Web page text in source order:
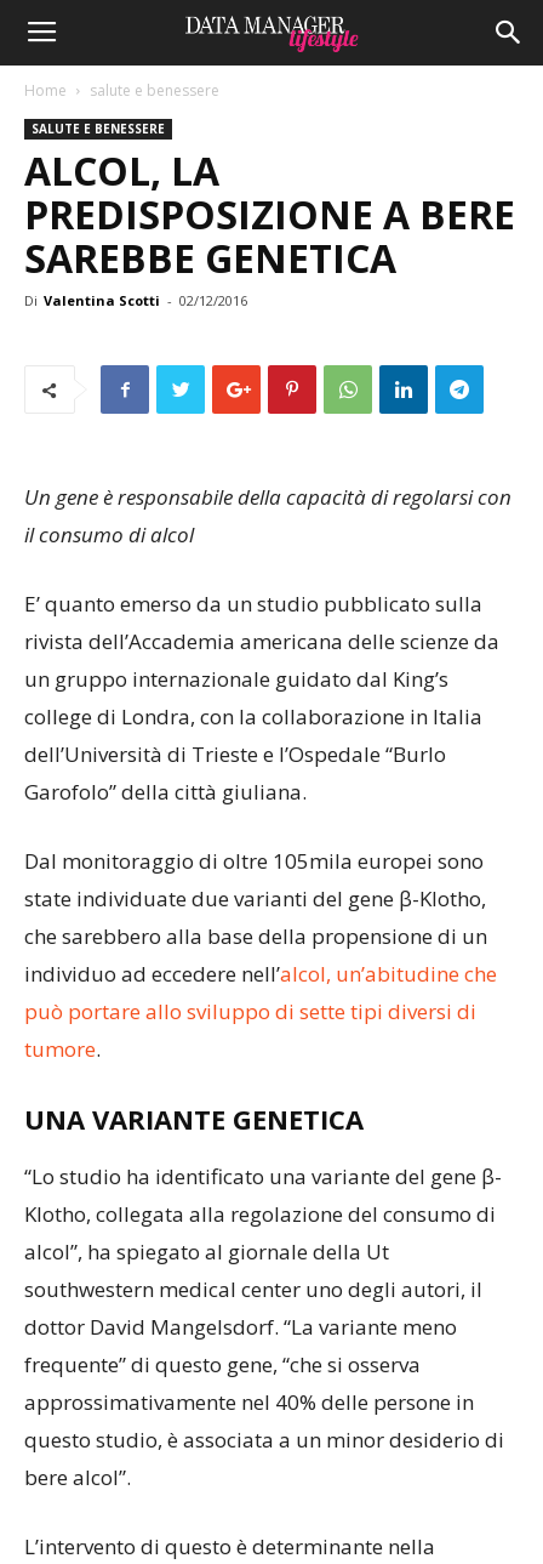
Home salute e benessere
SALUTE E BENESSERE
ALCOL, LA
PREDISPOSIZIONE A BERE
SAREBBE GENETICA
Di Valentina Scotti - 02/12/2016
Un gene è responsabile della capacità di regolarsi con
il consumo di alcol
E’ quanto emerso da un studio pubblicato sulla
rivista dell’Accademia americana delle scienze da
un gruppo internazionale guidato dal King’s
college di Londra, con la collaborazione in Italia
dell’Università di Trieste e l’Ospedale “Burlo
Garofolo” della città giuliana.
Dal monitoraggio di oltre 105mila europei sono
state individuate due varianti del gene β-Klotho,
che sarebbero alla base della propensione di un
individuo ad eccedere nell’alcol, un’abitudine che
può portare allo sviluppo di sette tipi diversi di
tumore.
UNA VARIANTE GENETICA
“Lo studio ha identificato una variante del gene β-
Klotho, collegata alla regolazione del consumo di
alcol”, ha spiegato al giornale della Ut
southwestern medical center uno degli autori, il
dottor David Mangelsdorf. “La variante meno
frequente” di questo gene, “che si osserva
approssimativamente nel 40% delle persone in
questo studio, è associata a un minor desiderio di
bere alcol”.
L’intervento di questo è determinante nella